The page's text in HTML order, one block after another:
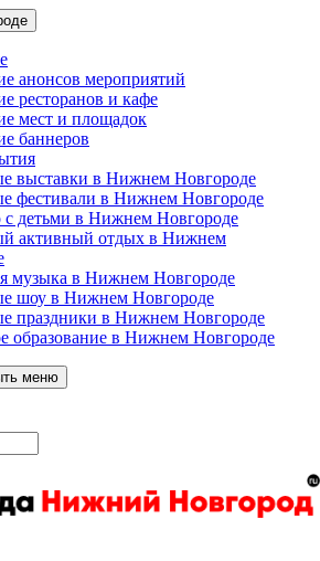
анонсов мероприятий
ресторанов и кафе
мест и площадок
баннеров
выставки в Нижнем Новгороде
фестивали в Нижнем Новгороде
с детьми в Нижнем Новгороде
активный отдых в Нижнем
музыка в Нижнем Новгороде
шоу в Нижнем Новгороде
праздники в Нижнем Новгороде
образование в Нижнем Новгороде
меню